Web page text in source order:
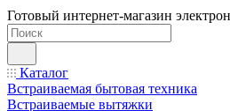
Готовый интернет-магазин
Каталог
Встраиваемая бытовая техника
Встраиваемые вытяжки